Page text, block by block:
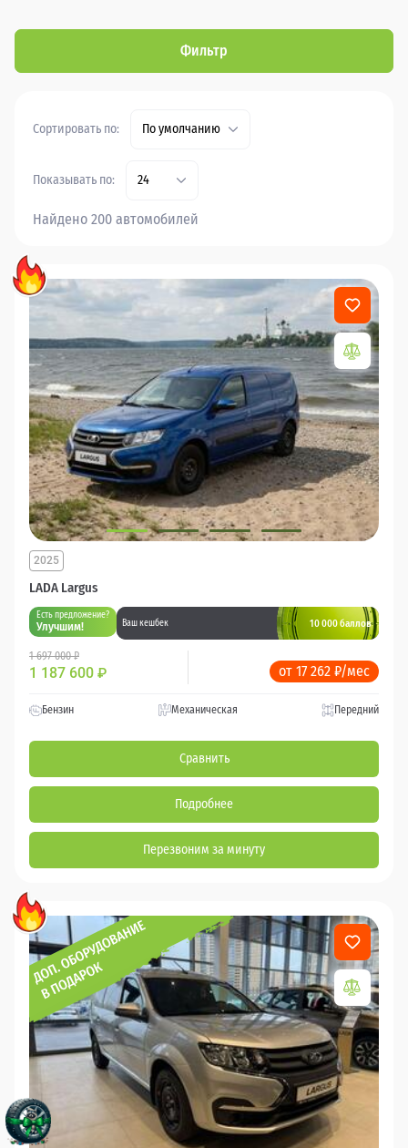
Фильтр
Сортировать по: По умолчанию
Показывать по: 24
Найдено 200 автомобилей
LADA Largus
2025
Есть предложение?
Улучшим! Ваш кешбек 10 000 баллов
1 697 000 ₽
1 187 600 ₽ от 17 262 ₽/мес
Бензин Механическая Передний
Сравнить
Подробнее
Перезвоним за минуту